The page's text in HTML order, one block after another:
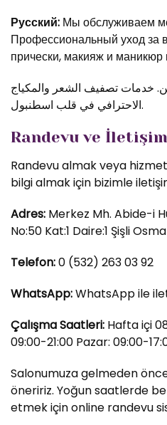
Русский: Мы обслуживаем
Профессиональный уход за
прически, макияж и
خدمات تصفيف الشعر والمكياج
الاحترافي في قلب اسطنبول.
Randevu ve İletişim
Randevu almak veya
bilgi almak için bizimle
Adres: Merkez Mh. Abide-i
No:50 Kat:1 Daire:1 Şişli
Telefon:0 (532) 263 03 92
WhatsApp:WhatsApp ile
Çalışma Saatleri: Hafta içi
09:00-21:00 Pazar: 09:00-
Salonumuza gelmeden
öneririz. Yoğun saatlerde
etmek için online randevu